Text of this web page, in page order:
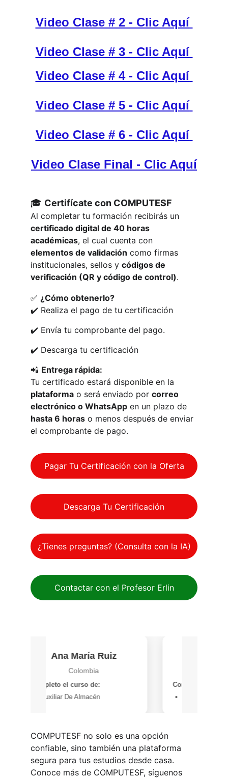
Video Clase # 2 - Clic Aquí
Video Clase # 3 - Clic Aquí
Video Clase # 4 - Clic Aquí
Video Clase # 5 - Clic Aquí
Video Clase # 6 - Clic Aquí
Video Clase Final - Clic Aquí
Descarga Tu Certificación
Pagar Tu Certificación con la Oferta
COMPUTESF no solo es una opción
confiable, sino también una plataforma
segura para tus estudios desde casa.
Conoce más de COMPUTESF, síguenos
¿Tienes preguntas? (Consulta con la IA)
🎓 Certifícate con COMPUTESF
Al completar tu formación recibirás un
certificado digital de 40 horas
académicas, el cual cuenta con
elementos de validación como firmas
institucionales, sellos y códigos de
verificación (QR y código de control).
✅ ¿Cómo obtenerlo?
✔️ Realiza el pago de tu certificación
✔️ Envía tu comprobante del pago.
✔️ Descarga tu certificación
📲 Entrega rápida:
Tu certificado estará disponible en la
plataforma o será enviado por correo
electrónico o WhatsApp en un plazo de
hasta 6 horas o menos después de enviar
el comprobante de pago.
Contactar con el Profesor Erlin